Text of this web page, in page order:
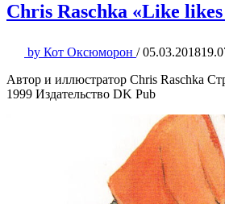
Chris Raschka «Like
by Кот Оксюморон / 05.03.2018
Автор и иллюстратор Chris Raschka
1999 Издательство DK Pub